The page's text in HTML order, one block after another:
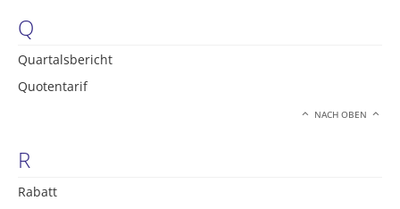
Q
Quartalsbericht
Quotentarif
NACH OBEN
R
Rabatt